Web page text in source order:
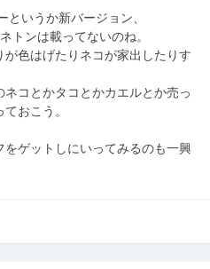
いうか新バージョン、
トンは載ってないのね。
色はげたりネコが家出したりす
コとかタコとかカエルとか売っ
おこう。
ゲットしにいってみるのも一興